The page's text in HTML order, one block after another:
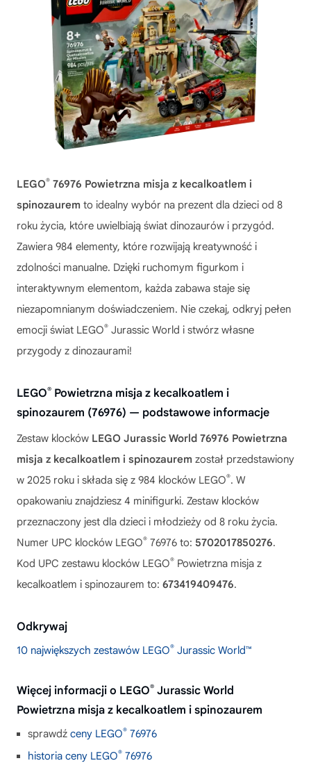
LEGO® 76976 Powietrzna misja z kecalkoatlem i
spinozaurem to idealny wybór na prezent dla dzieci od 8
roku życia, które uwielbiają świat dinozaurów i przygód.
Zawiera 984 elementy, które rozwijają kreatywność i
zdolności manualne. Dzięki ruchomym figurkom i
interaktywnym elementom, każda zabawa staje się
niezapomnianym doświadczeniem. Nie czekaj, odkryj pełen
emocji świat LEGO® Jurassic World i stwórz własne
przygody z dinozaurami!
LEGO® Powietrzna misja z kecalkoatlem i
spinozaurem (76976) — podstawowe informacje
Zestaw klocków LEGO Jurassic World 76976 Powietrzna
misja z kecalkoatlem i spinozaurem został przedstawiony
w 2025 roku i składa się z 984 klocków LEGO®. W
opakowaniu znajdziesz 4 minifigurki. Zestaw klocków
przeznaczony jest dla dzieci i młodzieży od 8 roku życia.
Numer UPC klocków LEGO® 76976 to: 5702017850276.
Kod UPC zestawu klocków LEGO® Powietrzna misja z
kecalkoatlem i spinozaurem to: 673419409476.
Odkrywaj
10 największych zestawów LEGO® Jurassic World™
Więcej informacji o LEGO® Jurassic World
Powietrzna misja z kecalkoatlem i spinozaurem
sprawdź ceny LEGO® 76976
historia ceny LEGO® 76976